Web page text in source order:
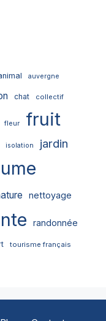
auvergne
chat collectif
fleur fruit
isolation jardin
nettoyage
randonnée
tourisme français